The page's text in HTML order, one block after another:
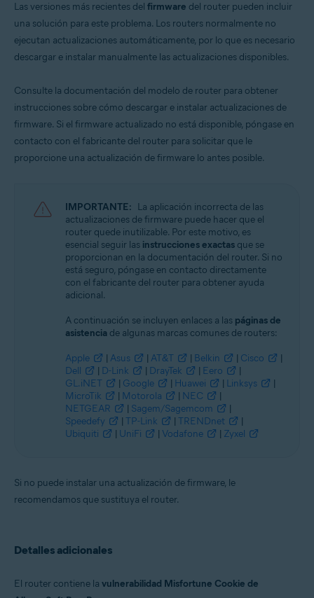
Las versiones más recientes del firmware del router pueden incluir
una solución para este problema. Los routers normalmente no
ejecutan actualizaciones automáticamente, por lo que es necesario
descargar e instalar manualmente las actualizaciones disponibles.
Consulte la documentación del modelo de router para obtener
instrucciones sobre cómo descargar e instalar actualizaciones de
firmware. Si el firmware actualizado no está disponible, póngase en
contacto con el fabricante del router para solicitar que le
proporcione una actualización de firmware lo antes posible.
IMPORTANTE: La aplicación incorrecta de las
actualizaciones de firmware puede hacer que el
router quede inutilizable. Por este motivo, es
esencial seguir las instrucciones exactas que se
proporcionan en la documentación del router. Si no
está seguro, póngase en contacto directamente
con el fabricante del router para obtener ayuda
adicional.
A continuación se incluyen enlaces a las páginas de
asistencia de algunas marcas comunes de routers:
Apple | Asus | AT&T | Belkin | Cisco
|
Dell
| D-Link | DrayTek | Eero
|
GL.iNET
| Google | Huawei | Linksys
|
MicroTik
| Motorola | NEC
|
NETGEAR
| Sagem/Sagemcom
|
Speedefy
| TP-Link | TRENDnet
|
Ubiquiti
| UniFi | Vodafone | Zyxel
Si no puede instalar una actualización de firmware, le
recomendamos que sustituya el router.
Detalles adicionales
El router contiene la vulnerabilidad Misfortune Cookie de